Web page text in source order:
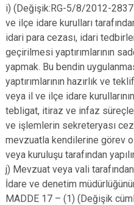
i) (Değişik:RG-5/8/2012-
ve ilçe idare kurulları
idari para cezası, idari
geçirilmesi yaptırımlarının
yapmak. Bu bendin
yaptırımlarının hazırlık ve
veya il ve ilçe idare
tebligat, itiraz ve infaz
ve işlemlerin sekreteryası
mevzuatla kendilerine görev
veya kuruluşu tarafından
j) Mevzuat veya vali
İdare ve denetim
MADDE 17 – (1) (Değişik